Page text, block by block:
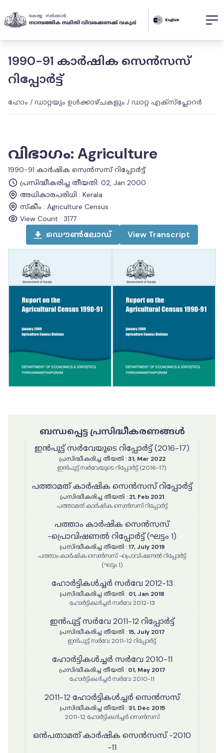
1990-91 കാർഷിക സെൻസസ്
റിപ്പോർട്ട്
ഹോം / ഡാറ്റയും ഉൾക്കാഴ്ചകളും / ഡാറ്റ എക്സ്പ്ലോറർ
വിഭാഗം: Agriculture
1990-91 കാർഷിക സെൻസസ് റിപ്പോർട്ട്
പ്രസിദ്ധീകരിച്ച തീയതി: 02, Jan 2000
അധികാരപരിധി : Kerala
സ്കീം : Agriculture Census
View Count : 3177
ഡൌൺലോഡ് View Transcript
ബന്ധപ്പെട്ട പ്രസിദ്ധീകരണങ്ങൾ
ഇൻപുട്ട് സർവേയുടെ റിപ്പോർട്ട് (2016-17)
പ്രസിദ്ധീകരിച്ച തീയതി : 31, Mar 2022
ഇൻപുട്ട് സർവേയുടെ റിപ്പോർട്ട് (2016-17)
പത്താമത് കാർഷിക സെൻസസ് റിപ്പോർട്ട്
പ്രസിദ്ധീകരിച്ച തീയതി : 21, Feb 2021
പത്താമത് കാർഷിക സെൻസസ് റിപ്പോർട്ട്
പത്താം കാർഷിക സെൻസസ്
-പ്രൊവിഷണൽ റിപ്പോർട്ട് (ഘട്ടം 1)
പ്രസിദ്ധീകരിച്ച തീയതി : 17, July 2019
പത്താം കാർഷിക സെൻസസ് -പ്രൊവിഷണൽ റിപ്പോർട്ട്
(ഘട്ടം 1)
ഹോർട്ടികൾച്ചർ സർവേ 2012-13
പ്രസിദ്ധീകരിച്ച തീയതി : 01, Jan 2018
ഹോർട്ടികൾച്ചർ സർവേ 2012-13
ഇൻപുട്ട് സർവേ 2011-12 റിപ്പോർട്ട്
പ്രസിദ്ധീകരിച്ച തീയതി : 15, July 2017
ഇൻപുട്ട് സർവേ 2011-12 റിപ്പോർട്ട്
ഹോർട്ടികൾച്ചർ സർവേ 2010-11
പ്രസിദ്ധീകരിച്ച തീയതി : 01, May 2017
ഹോർട്ടികൾച്ചർ സർവേ 2010-11
2011-12 ഹോർട്ടികൾച്ചർ സെൻസസ്
പ്രസിദ്ധീകരിച്ച തീയതി : 31, Dec 2015
2011-12 ഹോർട്ടികൾച്ചർ സെൻസസ്
ഒൻപതാമത് കാർഷിക സെൻസസ് -2010
-11